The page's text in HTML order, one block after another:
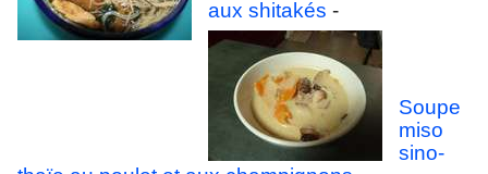
aux shitakés -
Soupe
miso
sino-